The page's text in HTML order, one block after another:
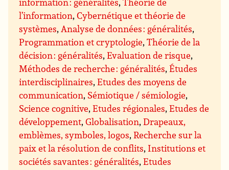
l’information,Cybernétique et théorie de
systèmes,Analyse de données : généralités,
Programmation et cryptologie,Théorie de la
décision : généralités,Evaluation de risque,
Méthodes de recherche : généralités,Études
interdisciplinaires,Etudes des moyens de
communication, Sémiotique / sémiologie,
Science cognitive,Etudes régionales,Etudes de
développement,Globalisation,Drapeaux,
emblèmes, symboles, logos,Recherche sur la
paix et la résolution de conflits, Institutions et
sociétés savantes : généralités,Etudes